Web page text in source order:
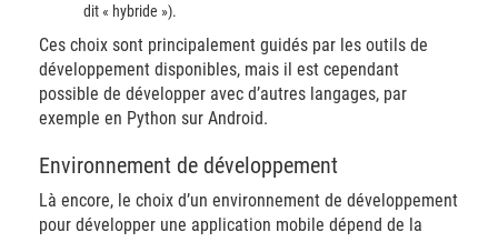
dit « hybride »).
Ces choix sont principalement guidés par les outils de
développement disponibles, mais il est cependant
possible de développer avec d’autres langages, par
exemple en Python sur Android.
Environnement de développement
Là encore, le choix d’un environnement de développement
pour développer une application mobile dépend de la